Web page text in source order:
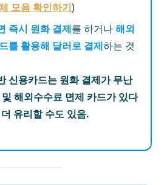
모음 확인하기)
즉시 원화 결제를 하거나해외
를 활용해 달러로 결제하는 것
신용카드는 원화 결제가 무난
해외수수료 면제 카드가 있다
유리할 수도 있음.